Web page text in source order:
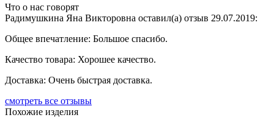
Что о нас говорят
Радимушкина Яна Викторовна оставил(а) отзыв 29.07.2019:
Общее впечатление: Большое спасибо.
Качество товара: Хорошее качество.
Доставка: Очень быстрая доставка.
cмотреть все отзывы
Похожие изделия